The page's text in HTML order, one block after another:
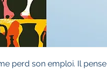
perd son emploi. Il pense